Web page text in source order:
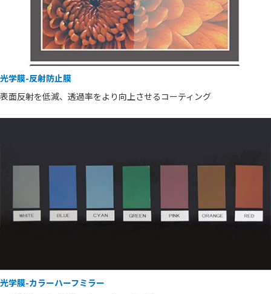
光学膜-反射防止膜
表面反射を低減、透過率をより向上させるコーティング
光学膜-カラーハーフミラー